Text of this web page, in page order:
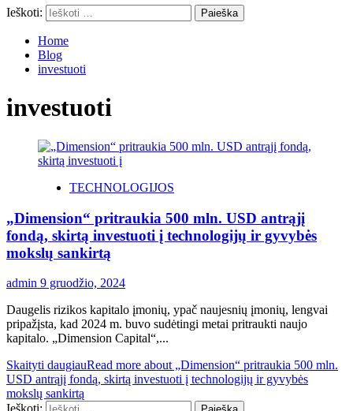
Ieškoti:
Home
Blog
investuoti
investuoti
TECHNOLOGIJOS
„Dimension“ pritraukia 500 mln. USD antrąjį
fondą, skirtą investuoti į technologijų ir gyvybės
mokslų sankirtą
admin 9 gruodžio, 2024
Daugelis rizikos kapitalo įmonių, ypač naujesnių įmonių, lengvai
pripažįsta, kad 2024 m. buvo sudėtingi metai pritraukti naujo
kapitalo. „Dimension Capital“,...
Skaityti daugiauRead more about „Dimension“ pritraukia 500 mln.
USD antrąjį fondą, skirtą investuoti į technologijų ir gyvybės
mokslų sankirtą